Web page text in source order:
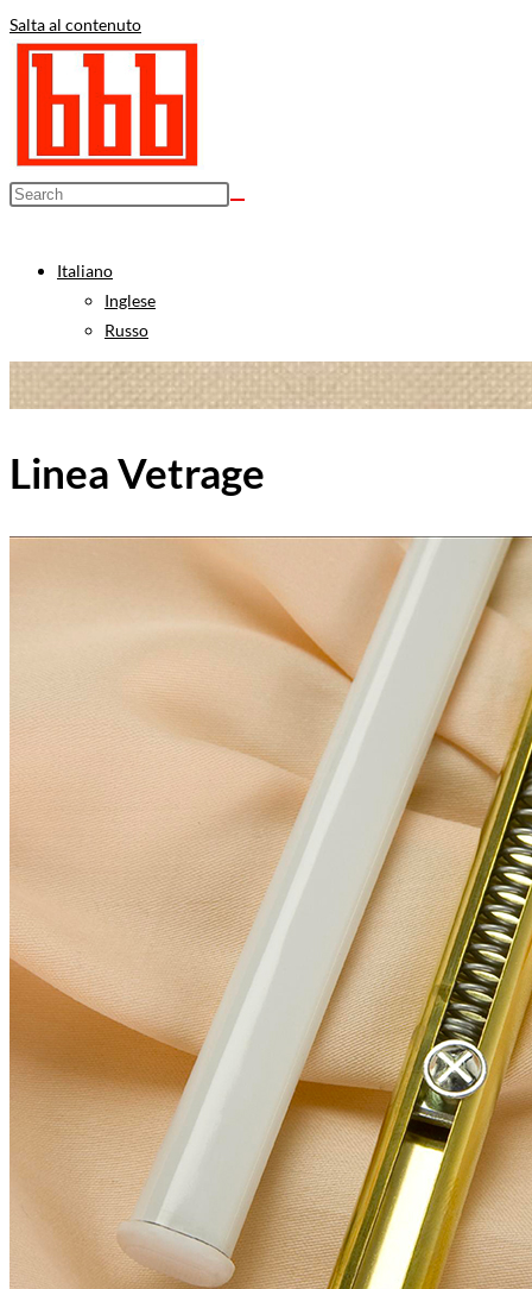
Salta al contenuto
Italiano
Inglese
Russo
Linea Vetrage